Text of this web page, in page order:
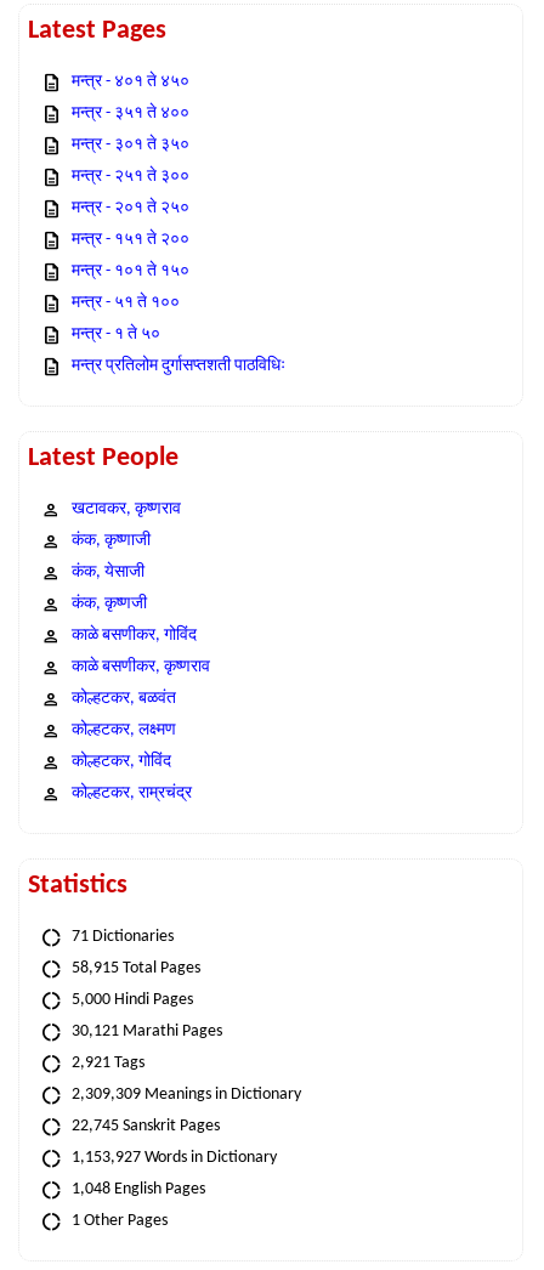
Latest Pages
मन्त्र - ४०१ ते ४५०
मन्त्र - ३५१ ते ४००
मन्त्र - ३०१ ते ३५०
मन्त्र - २५१ ते ३००
मन्त्र - २०१ ते २५०
मन्त्र - १५१ ते २००
मन्त्र - १०१ ते १५०
मन्त्र - ५१ ते १००
मन्त्र - १ ते ५०
मन्त्र प्रतिलोम दुर्गासप्तशती पाठविधिः
Latest People
खटावकर, कृष्णराव
कंक, कृष्णाजी
कंक, येसाजी
कंक, कृष्णजी
काळे बसणीकर, गोविंद
काळे बसणीकर, कृष्णराव
कोल्हटकर, बळवंत
कोल्हटकर, लक्ष्मण
कोल्हटकर, गोविंद
कोल्हटकर, राम्रचंद्र
Statistics
71 Dictionaries
58,915 Total Pages
5,000 Hindi Pages
30,121 Marathi Pages
2,921 Tags
2,309,309 Meanings in Dictionary
22,745 Sanskrit Pages
1,153,927 Words in Dictionary
1,048 English Pages
1 Other Pages